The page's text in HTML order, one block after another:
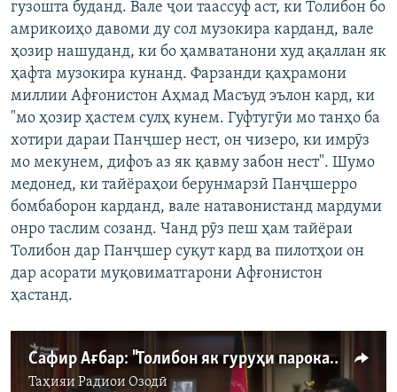
гузошта буданд. Вале ҷои таассуф аст, ки Толибон бо
амрикоиҳо давоми ду сол музокира карданд, вале
ҳозир нашуданд, ки бо ҳамватанони худ ақаллан як
ҳафта музокира кунанд. Фарзанди қаҳрамони
миллии Афғонистон Аҳмад Масъуд эълон кард, ки
"мо ҳозир ҳастем сулҳ кунем. Гуфтугӯи мо танҳо ба
хотири дараи Панҷшер нест, он чизеро, ки имрӯз
мо мекунем, дифоъ аз як қавму забон нест". Шумо
медонед, ки тайёраҳои берунмарзӣ Панҷшерро
бомбаборон карданд, вале натавонистанд мардуми
онро таслим созанд. Чанд рӯз пеш ҳам тайёраи
Толибон дар Панҷшер суқут кард ва пилотҳои он
дар асорати муқовиматгарони Афғонистон
ҳастанд.
Сафир Ағбар: "Толибон як гуруҳи парокандаанд. Пойбанди ҳеч қонуне нестанд"
Таҳияи Радиои Озодӣ